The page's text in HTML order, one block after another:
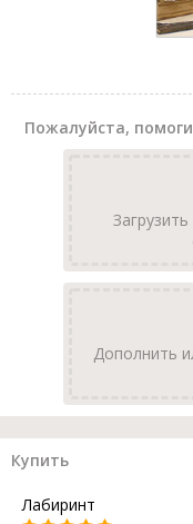
Пожалуйста,
Дополнить
Купить
Лабиринт